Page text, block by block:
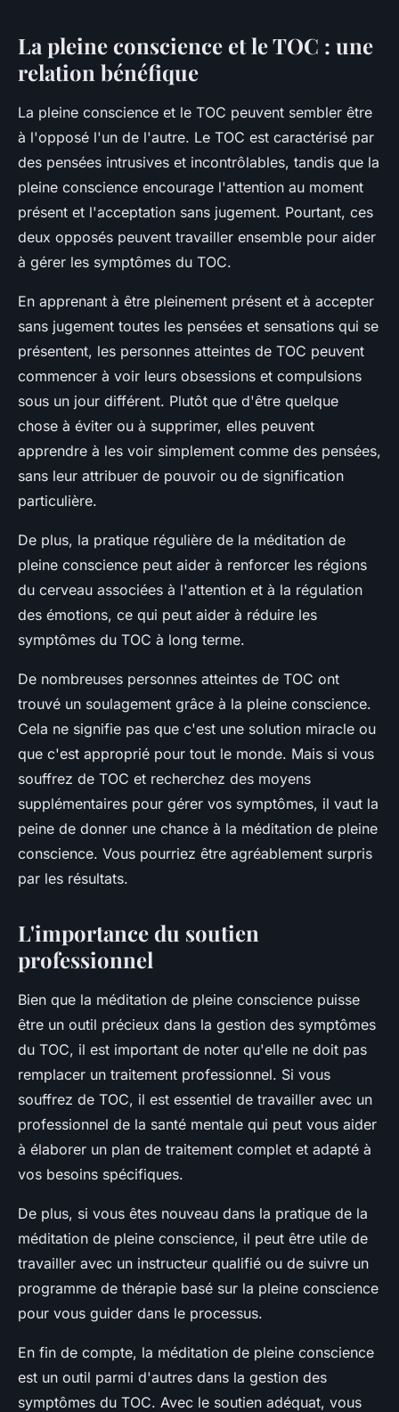
La pleine conscience et le TOC : une
relation bénéfique
La pleine conscience et le TOC peuvent sembler être
à l'opposé l'un de l'autre. Le TOC est caractérisé par
des pensées intrusives et incontrôlables, tandis que la
pleine conscience encourage l'attention au moment
présent et l'acceptation sans jugement. Pourtant, ces
deux opposés peuvent travailler ensemble pour aider
à gérer les symptômes du TOC.
En apprenant à être pleinement présent et à accepter
sans jugement toutes les pensées et sensations qui se
présentent, les personnes atteintes de TOC peuvent
commencer à voir leurs obsessions et compulsions
sous un jour différent. Plutôt que d'être quelque
chose à éviter ou à supprimer, elles peuvent
apprendre à les voir simplement comme des pensées,
sans leur attribuer de pouvoir ou de signification
particulière.
De plus, la pratique régulière de la méditation de
pleine conscience peut aider à renforcer les régions
du cerveau associées à l'attention et à la régulation
des émotions, ce qui peut aider à réduire les
symptômes du TOC à long terme.
De nombreuses personnes atteintes de TOC ont
trouvé un soulagement grâce à la pleine conscience.
Cela ne signifie pas que c'est une solution miracle ou
que c'est approprié pour tout le monde. Mais si vous
souffrez de TOC et recherchez des moyens
supplémentaires pour gérer vos symptômes, il vaut la
peine de donner une chance à la méditation de pleine
conscience. Vous pourriez être agréablement surpris
par les résultats.
L'importance du soutien
professionnel
Bien que la méditation de pleine conscience puisse
être un outil précieux dans la gestion des symptômes
du TOC, il est important de noter qu'elle ne doit pas
remplacer un traitement professionnel. Si vous
souffrez de TOC, il est essentiel de travailler avec un
professionnel de la santé mentale qui peut vous aider
à élaborer un plan de traitement complet et adapté à
vos besoins spécifiques.
De plus, si vous êtes nouveau dans la pratique de la
méditation de pleine conscience, il peut être utile de
travailler avec un instructeur qualifié ou de suivre un
programme de thérapie basé sur la pleine conscience
pour vous guider dans le processus.
En fin de compte, la méditation de pleine conscience
est un outil parmi d'autres dans la gestion des
symptômes du TOC. Avec le soutien adéquat, vous